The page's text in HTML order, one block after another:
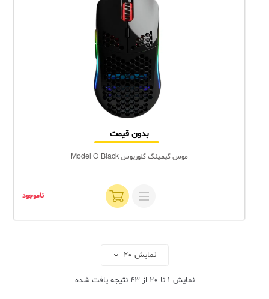
بدون قیمت
موس گیمینگ گلوریوس Model O Black
ناموجود
نمایش 1 تا 20 از43 نتیجه یافت شده